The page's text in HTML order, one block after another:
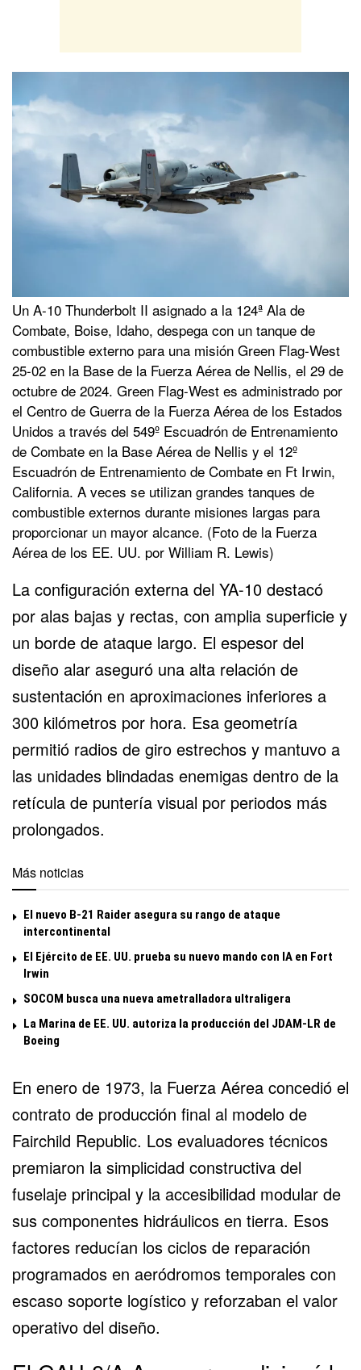
Un A-10 Thunderbolt II asignado a la 124ª Ala de
Combate, Boise, Idaho, despega con un tanque de
combustible externo para una misión Green Flag-West
25-02 en la Base de la Fuerza Aérea de Nellis, el 29 de
octubre de 2024. Green Flag-West es administrado por
el Centro de Guerra de la Fuerza Aérea de los Estados
Unidos a través del 549º Escuadrón de Entrenamiento
de Combate en la Base Aérea de Nellis y el 12º
Escuadrón de Entrenamiento de Combate en Ft Irwin,
California. A veces se utilizan grandes tanques de
combustible externos durante misiones largas para
proporcionar un mayor alcance. (Foto de la Fuerza
Aérea de los EE. UU. por William R. Lewis)
La configuración externa del YA-10 destacó
por alas bajas y rectas, con amplia superficie y
un borde de ataque largo. El espesor del
diseño alar aseguró una alta relación de
sustentación en aproximaciones inferiores a
300 kilómetros por hora. Esa geometría
permitió radios de giro estrechos y mantuvo a
las unidades blindadas enemigas dentro de la
retícula de puntería visual por periodos más
prolongados.
Más noticias
El nuevo B-21 Raider asegura su rango de ataque
intercontinental
El Ejército de EE. UU. prueba su nuevo mando con IA en Fort
Irwin
SOCOM busca una nueva ametralladora ultraligera
La Marina de EE. UU. autoriza la producción del JDAM-LR de
Boeing
En enero de 1973, la Fuerza Aérea concedió el
contrato de producción final al modelo de
Fairchild Republic. Los evaluadores técnicos
premiaron la simplicidad constructiva del
fuselaje principal y la accesibilidad modular de
sus componentes hidráulicos en tierra. Esos
factores reducían los ciclos de reparación
programados en aeródromos temporales con
escaso soporte logístico y reforzaban el valor
operativo del diseño.